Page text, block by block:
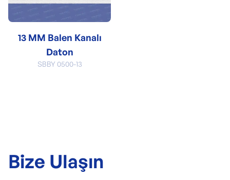
13 MM Balen Kanalı
Daton
SBBY 0500-13
Bize Ulaşın